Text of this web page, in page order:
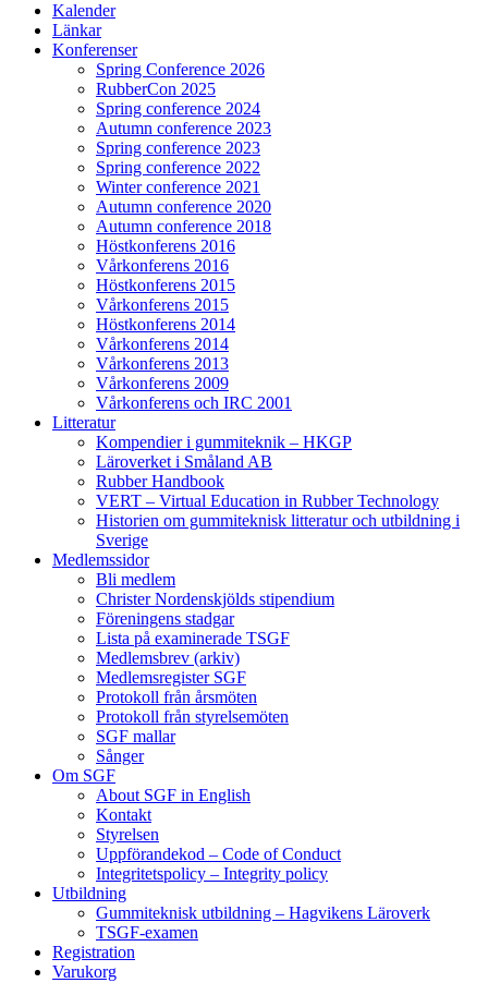
Kalender
Länkar
Konferenser
Spring Conference 2026
RubberCon 2025
Spring conference 2024
Autumn conference 2023
Spring conference 2023
Spring conference 2022
Winter conference 2021
Autumn conference 2020
Autumn conference 2018
Höstkonferens 2016
Vårkonferens 2016
Höstkonferens 2015
Vårkonferens 2015
Höstkonferens 2014
Vårkonferens 2014
Vårkonferens 2013
Vårkonferens 2009
Vårkonferens och IRC 2001
Litteratur
Kompendier i gummiteknik – HKGP
Läroverket i Småland AB
Rubber Handbook
VERT – Virtual Education in Rubber Technology
Historien om gummiteknisk litteratur och utbildning i
Sverige
Medlemssidor
Bli medlem
Christer Nordenskjölds stipendium
Föreningens stadgar
Lista på examinerade TSGF
Medlemsbrev (arkiv)
Medlemsregister SGF
Protokoll från årsmöten
Protokoll från styrelsemöten
SGF mallar
Sånger
Om SGF
About SGF in English
Kontakt
Styrelsen
Uppförandekod – Code of Conduct
Integritetspolicy – Integrity policy
Utbildning
Gummiteknisk utbildning – Hagvikens Läroverk
TSGF-examen
Registration
Varukorg